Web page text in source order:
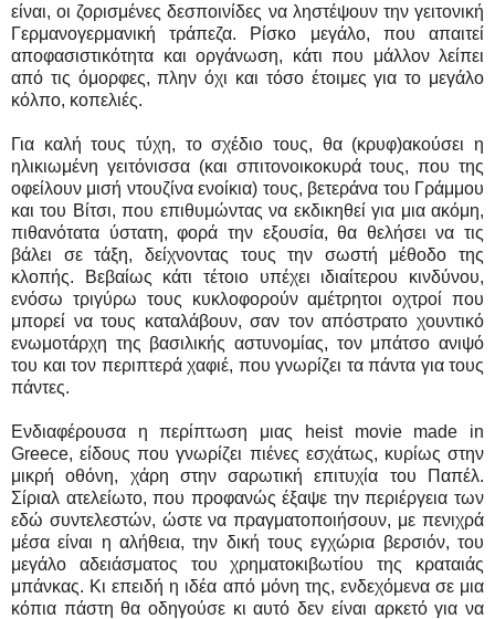
είναι, οι ζορισμένες δεσποινίδες να ληστέψουν την γειτονική
Γερμανογερμανική τράπεζα. Ρίσκο μεγάλο, που απαιτεί
αποφασιστικότητα και οργάνωση, κάτι που μάλλον λείπει
από τις όμορφες, πλην όχι και τόσο έτοιμες για το μεγάλο
κόλπο, κοπελιές.
Για καλή τους τύχη, το σχέδιο τους, θα (κρυφ)ακούσει η
ηλικιωμένη γειτόνισσα (και σπιτονοικοκυρά τους, που της
οφείλουν μισή ντουζίνα ενοίκια) τους, βετεράνα του Γράμμου
και του Βίτσι, που επιθυμώντας να εκδικηθεί για μια ακόμη,
πιθανότατα ύστατη, φορά την εξουσία, θα θελήσει να τις
βάλει σε τάξη, δείχνοντας τους την σωστή μέθοδο της
κλοπής. Βεβαίως κάτι τέτοιο υπέχει ιδιαίτερου κινδύνου,
ενόσω τριγύρω τους κυκλοφορούν αμέτρητοι οχτροί που
μπορεί να τους καταλάβουν, σαν τον απόστρατο χουντικό
ενωμοτάρχη της βασιλικής αστυνομίας, τον μπάτσο ανιψό
του και τον περιπτερά χαφιέ, που γνωρίζει τα πάντα για τους
πάντες.
Ενδιαφέρουσα η περίπτωση μιας heist movie made in
Greece, είδους που γνωρίζει πιένες εσχάτως, κυρίως στην
μικρή οθόνη, χάρη στην σαρωτική επιτυχία του Παπέλ.
Σίριαλ ατελείωτο, που προφανώς έξαψε την περιέργεια των
εδώ συντελεστών, ώστε να πραγματοποιήσουν, με πενιχρά
μέσα είναι η αλήθεια, την δική τους εγχώρια βερσιόν, του
μεγάλο αδειάσματος του χρηματοκιβωτίου της κραταιάς
μπάνκας. Κι επειδή η ιδέα από μόνη της, ενδεχόμενα σε μια
κόπια πάστη θα οδηγούσε κι αυτό δεν είναι αρκετό για να